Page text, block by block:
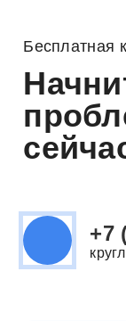
Бесплатная
+7